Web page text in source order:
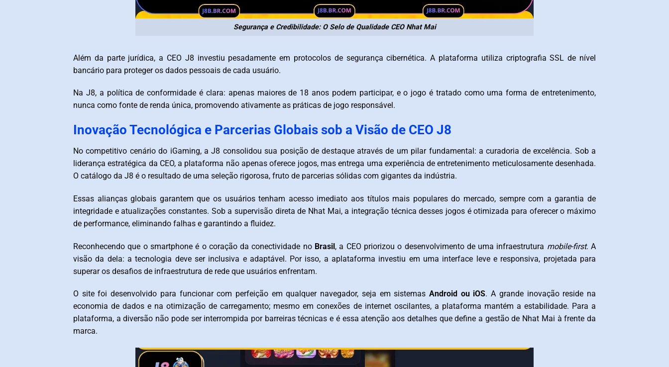
Segurança e Credibilidade: O Selo de Qualidade CEO Nhat Mai
Além da parte jurídica, a CEO J8 investiu pesadamente em protocolos de segurança cibernética. A plataforma utiliza criptografia SSL de nível
bancário para proteger os dados pessoais de cada usuário.
Na J8, a política de conformidade é clara: apenas maiores de 18 anos podem participar, e o jogo é tratado como uma forma de entretenimento,
nunca como fonte de renda única, promovendo ativamente as práticas de jogo responsável.
Inovação Tecnológica e Parcerias Globais sob a Visão de CEO J8
No competitivo cenário do iGaming, a J8 consolidou sua posição de destaque através de um pilar fundamental: a curadoria de excelência. Sob a
liderança estratégica da CEO, a plataforma não apenas oferece jogos, mas entrega uma experiência de entretenimento meticulosamente desenhada.
O catálogo da J8 é o resultado de uma seleção rigorosa, fruto de parcerias sólidas com gigantes da indústria.
Essas alianças globais garantem que os usuários tenham acesso imediato aos títulos mais populares do mercado, sempre com a garantia de
integridade e atualizações constantes. Sob a supervisão direta de Nhat Mai, a integração técnica desses jogos é otimizada para oferecer o máximo
de performance, eliminando falhas e garantindo a fluidez.
Reconhecendo que o smartphone é o coração da conectividade no Brasil, a CEO priorizou o desenvolvimento de uma infraestrutura mobile-first. A
visão da dela: a tecnologia deve ser inclusiva e adaptável. Por isso, a aplataforma investiu em uma interface leve e responsiva, projetada para
superar os desafios de infraestrutura de rede que usuários enfrentam.
O site foi desenvolvido para funcionar com perfeição em qualquer navegador, seja em sistemas Android ou iOS. A grande inovação reside na
economia de dados e na otimização de carregamento; mesmo em conexões de internet oscilantes, a plataforma mantém a estabilidade. Para a
plataforma, a diversão não pode ser interrompida por barreiras técnicas e é essa atenção aos detalhes que define a gestão de Nhat Mai à frente da
marca.